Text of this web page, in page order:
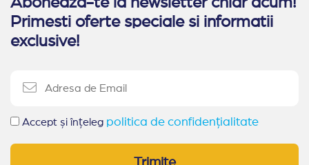
Primesti oferte speciale si informatii
exclusive!
Accept și înțeleg politica de confidențialitate
Trimite